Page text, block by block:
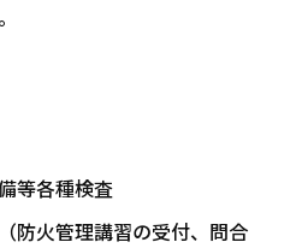
等各種検査
防火管理講習の受付、問合